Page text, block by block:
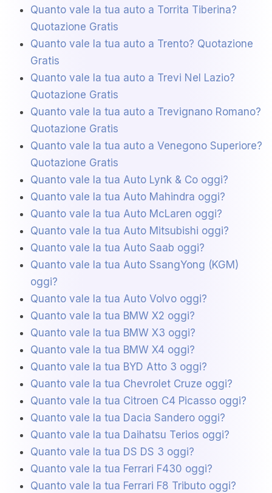
Quanto vale la tua auto a Torrita Tiberina?
Quotazione Gratis
Quanto vale la tua auto a Trento? Quotazione
Gratis
Quanto vale la tua auto a Trevi Nel Lazio?
Quotazione Gratis
Quanto vale la tua auto a Trevignano Romano?
Quotazione Gratis
Quanto vale la tua auto a Venegono Superiore?
Quotazione Gratis
Quanto vale la tua Auto Lynk & Co oggi?
Quanto vale la tua Auto Mahindra oggi?
Quanto vale la tua Auto McLaren oggi?
Quanto vale la tua Auto Mitsubishi oggi?
Quanto vale la tua Auto Saab oggi?
Quanto vale la tua Auto SsangYong (KGM)
oggi?
Quanto vale la tua Auto Volvo oggi?
Quanto vale la tua BMW X2 oggi?
Quanto vale la tua BMW X3 oggi?
Quanto vale la tua BMW X4 oggi?
Quanto vale la tua BYD Atto 3 oggi?
Quanto vale la tua Chevrolet Cruze oggi?
Quanto vale la tua Citroen C4 Picasso oggi?
Quanto vale la tua Dacia Sandero oggi?
Quanto vale la tua Daihatsu Terios oggi?
Quanto vale la tua DS DS 3 oggi?
Quanto vale la tua Ferrari F430 oggi?
Quanto vale la tua Ferrari F8 Tributo oggi?